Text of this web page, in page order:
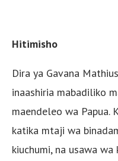
Hitimisho
Dira ya Gavana
inaashiria mabadiliko
maendeleo wa Papua.
katika mtaji wa
kiuchumi, na usawa